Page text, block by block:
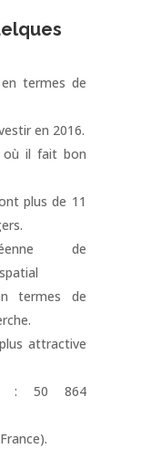
termes de
en 2016.
où il fait bon
plus de 11
de
termes de
attractive
: 50 864